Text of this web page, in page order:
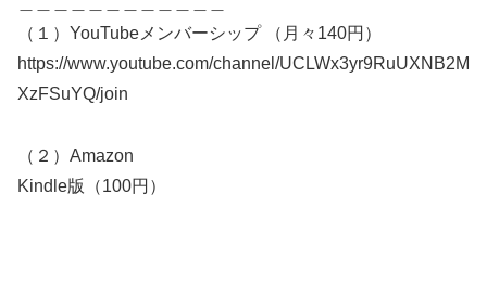
（１）YouTubeメンバーシップ （月々140円）
https://www.youtube.com/channel/UCLWx3yr9RuUXNB2M
XzFSuYQ/join
（２）Amazon
Kindle版（100円）